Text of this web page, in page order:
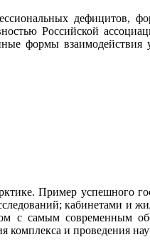
дефицитов,
Российской
формы взаимодействия
Пример успешного
кабинетами и
самым современным
комплекса и проведения